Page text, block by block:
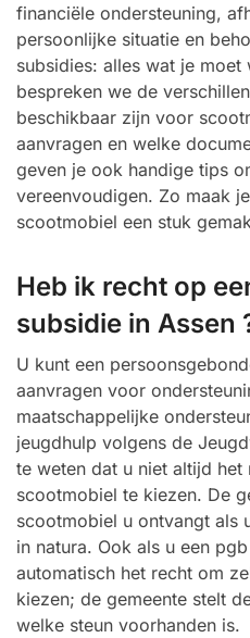
financiële ondersteuning,
persoonlijke situatie en
subsidies: alles wat je
bespreken we de
beschikbaar zijn voor
aanvragen en welke
geven je ook handige tips
vereenvoudigen. Zo maak
scootmobiel een stuk
Heb ik recht op
subsidie in Assen
U kunt een
aanvragen voor
maatschappelijke
jeugdhulp volgens de
te weten dat u niet altijd
scootmobiel te kiezen. De
scootmobiel u ontvangt als
in natura. Ook als u een
automatisch het recht om
kiezen; de gemeente stelt
welke steun voorhanden is.